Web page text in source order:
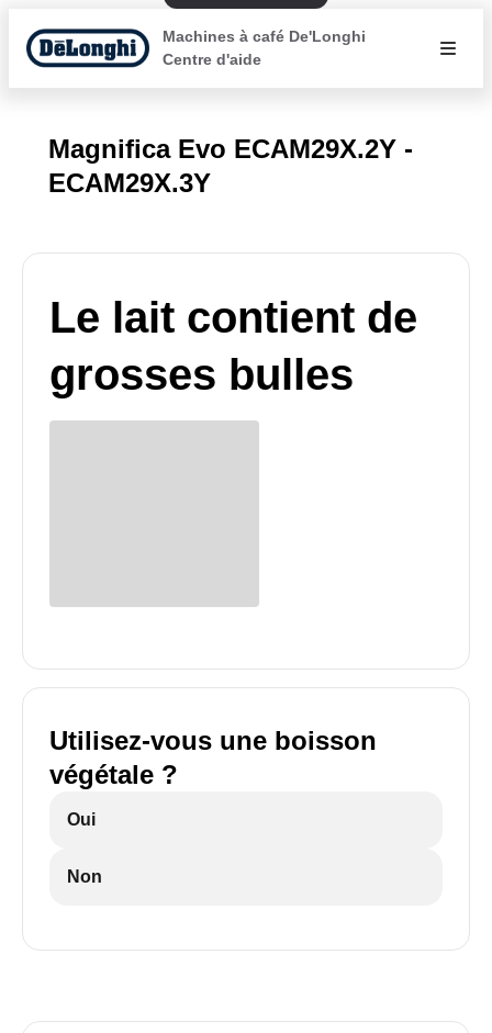
Machines à café De'Longhi
Centre d'aide
Magnifica Evo ECAM29X.2Y -
ECAM29X.3Y
Le lait contient de
grosses bulles
Utilisez-vous une boisson
végétale ?
Oui
Non